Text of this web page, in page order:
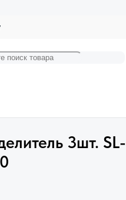
3шт. SL-24012-340
3шт. SL-